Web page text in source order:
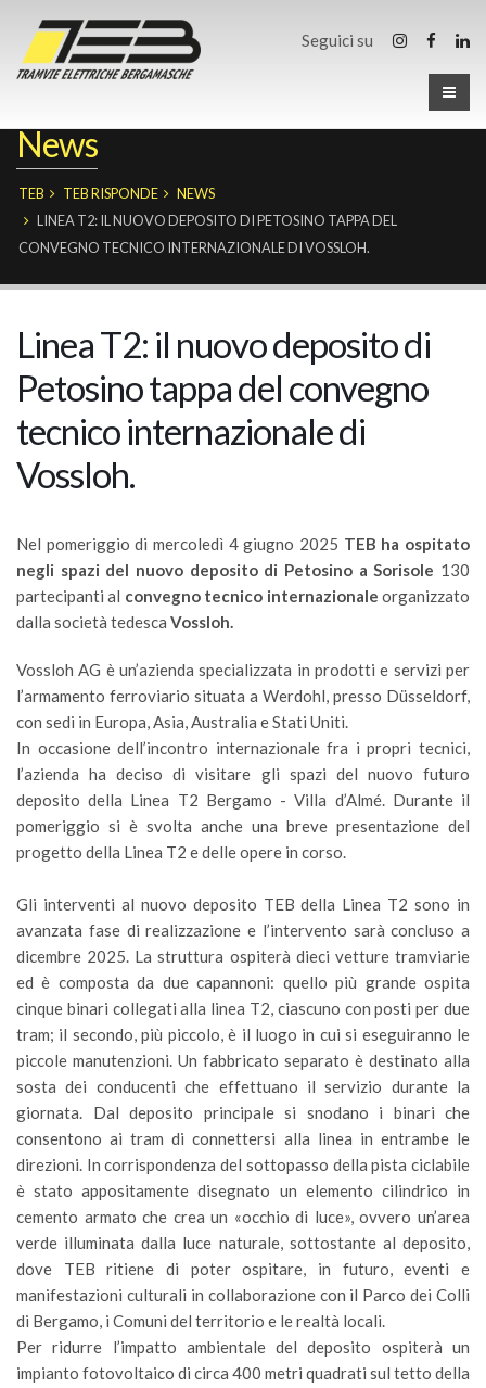
Seguici su
News
TEB TEB RISPONDE
NEWS
LINEA T2: IL NUOVO DEPOSITO DI PETOSINO TAPPA DEL
CONVEGNO TECNICO INTERNAZIONALE DI VOSSLOH.
Linea T2: il nuovo deposito di
Petosino tappa del convegno
tecnico internazionale di
Vossloh.
Nel pomeriggio di mercoledì 4 giugno 2025 TEB ha ospitato
negli spazi del nuovo deposito di Petosino a Sorisole 130
partecipanti al convegno tecnico internazionale organizzato
dalla società tedesca Vossloh.
Vossloh AG è un’azienda specializzata in prodotti e servizi per
l’armamento ferroviario situata a Werdohl, presso Düsseldorf,
con sedi in Europa, Asia, Australia e Stati Uniti.
In occasione dell’incontro internazionale fra i propri tecnici,
l’azienda ha deciso di visitare gli spazi del nuovo futuro
deposito della Linea T2 Bergamo - Villa d’Almé. Durante il
pomeriggio si è svolta anche una breve presentazione del
progetto della Linea T2 e delle opere in corso.
Gli interventi al nuovo deposito TEB della Linea T2 sono in
avanzata fase di realizzazione e l’intervento sarà concluso a
dicembre 2025. La struttura ospiterà dieci vetture tramviarie
ed è composta da due capannoni: quello più grande ospita
cinque binari collegati alla linea T2, ciascuno con posti per due
tram; il secondo, più piccolo, è il luogo in cui si eseguiranno le
piccole manutenzioni. Un fabbricato separato è destinato alla
sosta dei conducenti che effettuano il servizio durante la
giornata. Dal deposito principale si snodano i binari che
consentono ai tram di connettersi alla linea in entrambe le
direzioni. In corrispondenza del sottopasso della pista ciclabile
è stato appositamente disegnato un elemento cilindrico in
cemento armato che crea un «occhio di luce», ovvero un’area
verde illuminata dalla luce naturale, sottostante al deposito,
dove TEB ritiene di poter ospitare, in futuro, eventi e
manifestazioni culturali in collaborazione con il Parco dei Colli
di Bergamo, i Comuni del territorio e le realtà locali.
Per ridurre l’impatto ambientale del deposito ospiterà un
impianto fotovoltaico di circa 400 metri quadrati sul tetto della